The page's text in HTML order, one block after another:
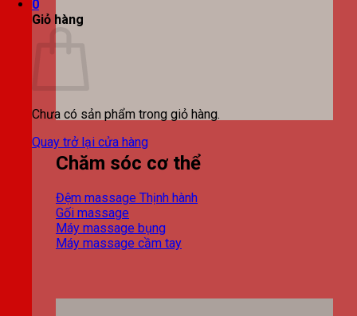
0
Giỏ hàng
Chưa có sản phẩm trong giỏ hàng.
Quay trở lại cửa hàng
Chăm sóc cơ thể
Đệm massage
Gối massage
Máy massage bụng
Máy massage cầm tay